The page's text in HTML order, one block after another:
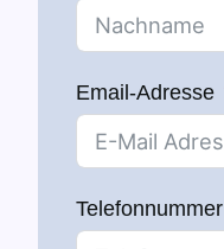
Email-Adresse
Telefonnummer